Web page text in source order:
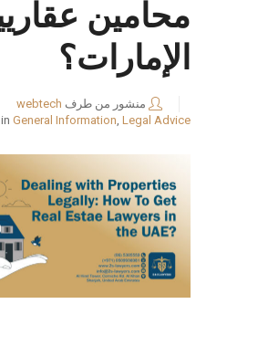
محامين
الإمارات؟
منشور من طرف webtech
in General Information, Legal Advice